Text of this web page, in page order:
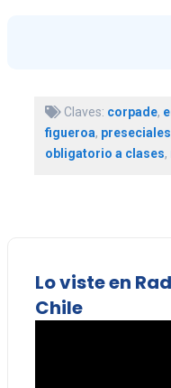
Claves: corpade,
figueroa, preseciales
obligatorio a clases,
Lo viste en
Chile